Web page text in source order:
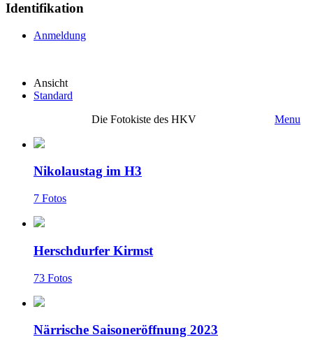
Identifikation
Anmeldung
Ansicht
Standard
Die Fotokiste des HKV
Menu
Nikolaustag im H3
7 Fotos
Herschdurfer Kirmst
73 Fotos
Närrische Saisoneröffnung 2023